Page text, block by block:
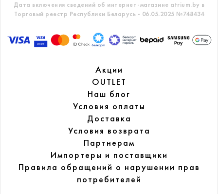
Дата включения сведений об интернет-магазине atrium.by в
Торговый реестр Республики Беларусь - 06.05.2025 №748434
Акции
OUTLET
Наш блог
Условия оплаты
Доставка
Условия возврата
Партнерам
Импортеры и поставщики
Правила обращений о нарушении прав
потребителей